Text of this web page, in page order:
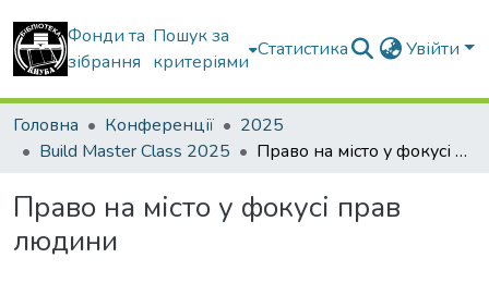
Фонди та
зібрання
Пошук за
критеріями
Статистика Увійти
Головна Конференції
2025
Build Master Class 2025
Право на місто у фокусі прав людини
Право на місто у фокусі прав
людини